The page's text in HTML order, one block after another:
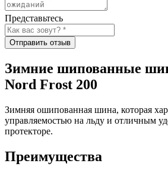
Представьтесь
Отправить отзыв
Зимние шипованные
Nord Frost 200
Зимняя ошипованная шина, которая
управляемостью на льду и отличным
протекторе.
Преимущества